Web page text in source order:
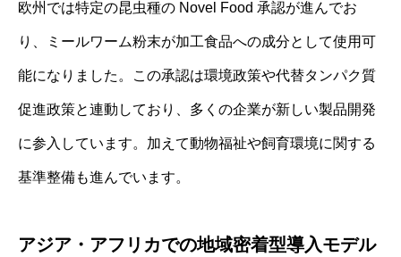
欧州では特定の昆虫種の Novel Food 承認が進んでお
り、ミールワーム粉末が加工食品への成分として使用可
能になりました。この承認は環境政策や代替タンパク質
促進政策と連動しており、多くの企業が新しい製品開発
に参入しています。加えて動物福祉や飼育環境に関する
基準整備も進んでいます。
アジア・アフリカでの地域密着型導入モデル